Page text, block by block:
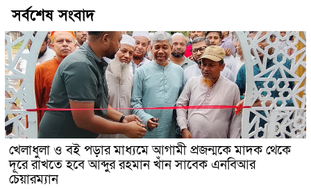
সর্বশেষ সংবাদ
খেলাধুলা ও বই পড়ার মাধ্যমে আগামী প্রজন্মকে মাদক থেকে
দূরে রাখতে হবে আব্দুর রহমান খাঁন সাবেক এনবিআর
চেয়ারম্যান